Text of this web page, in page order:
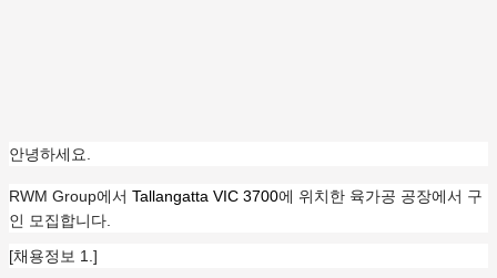
안녕하세요.
RWM Group에서 Tallangatta VIC 3700에 위치한 육가공 공장에서 구
인 모집합니다.
[채용정보 1.]